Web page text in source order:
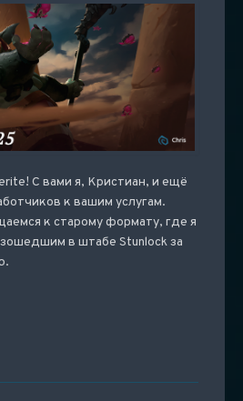
С вами я, Кристиан, и ещё
к вашим услугам.
к старому формату, где я
в штабе Stunlock за